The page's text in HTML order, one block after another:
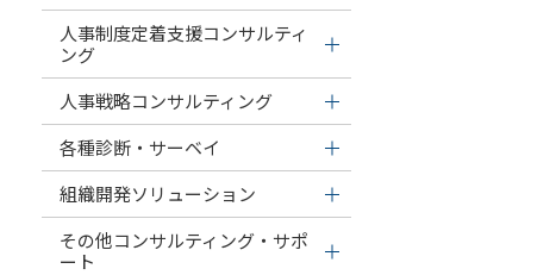
人事制度定着支援コンサルティ
ング
人事戦略コンサルティング
各種診断・サーベイ
組織開発ソリューション
その他コンサルティング・サポ
ート